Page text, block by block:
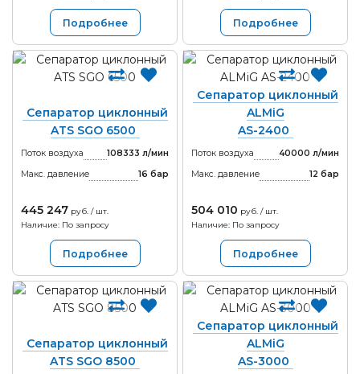
Подробнее Подробнее
Сепаратор циклонный
ATS SGO 6500
Поток воздуха
108333 л/мин
Макс. давление
16 бар
445 247 руб. / шт.
Наличие: По запросу
Подробнее
Сепаратор циклонный
ALMiG
AS-2400
Поток воздуха
40000 л/мин
Макс. давление
12 бар
504 010 руб. / шт.
Наличие: По запросу
Подробнее
Сепаратор циклонный
ATS SGO 8500
Сепаратор циклонный
ALMiG
AS-3000